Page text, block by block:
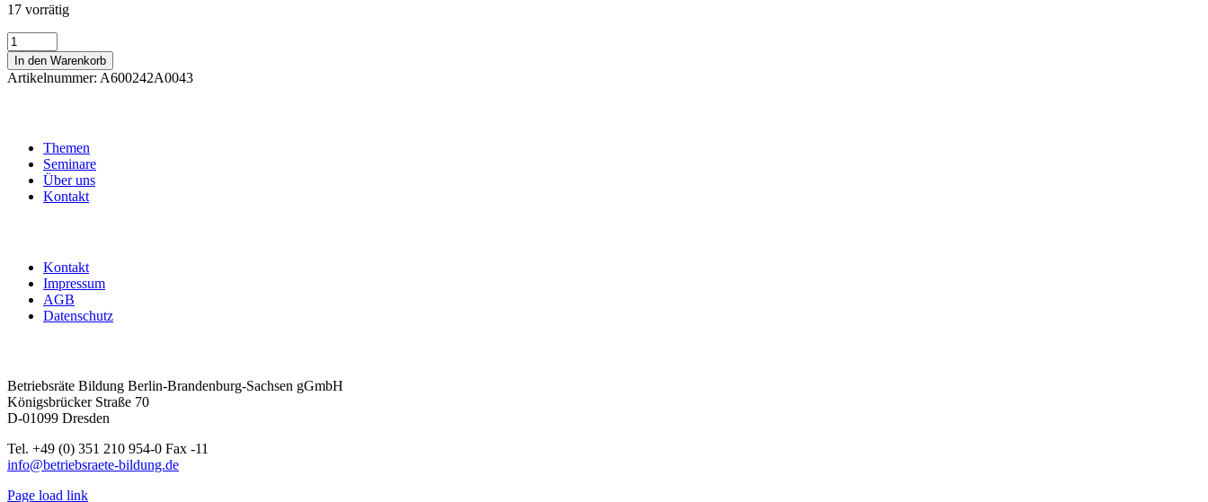
17 vorrätig
BR
I
-
Einführung
Übernachtung
In den Warenkorb
Artikelnummer: A600242A0043
Themen
Seminare
Über uns
Kontakt
Kontakt
Impressum
AGB
Datenschutz
Betriebsräte Bildung Berlin-Brandenburg-Sachsen gGmbH
Königsbrücker Straße 70
D-01099 Dresden
Tel. +49 (0) 351 210 954-0 Fax -11
info@betriebsraete-bildung.de
Page load link